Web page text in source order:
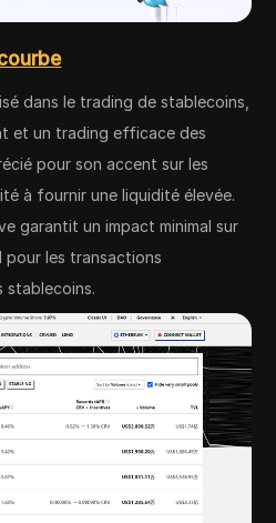
dans le trading de stablecoins,
et un trading efficace des
pour son accent sur les
à fournir une liquidité élevée.
garantit un impact minimal sur
pour les transactions
stablecoins.